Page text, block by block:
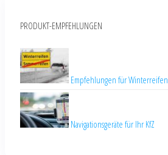
PRODUKT-EMPFEHLUNGEN
Empfehlungen für Winterreifen
Navigationsgeräte für Ihr KfZ